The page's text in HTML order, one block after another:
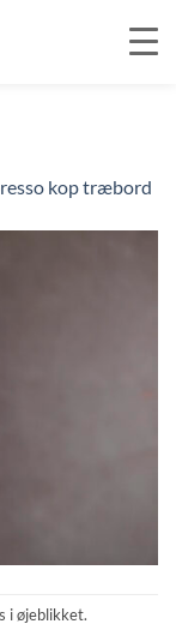
kop træbord
i øjeblikket.